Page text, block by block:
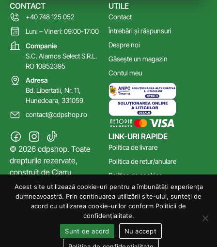
LINK-URI RAPIDE
Politica de livrare
Politica de retur/anulare
Politica de cookies
Poltica de confidențialitate
Termeni și Condiții
UTILE
Contact
Întrebări și răspunsuri
Despre noi
Găsește un magazin
Contul meu
CONTACT
+40 748 125 052
Luni – Vineri: 09:00-17:00
Companie
S.C. Alamos Select S.R.L.
RO 10852395
Adresa
Bd. Libertatii, Nr. 11,
Hunedoara, 331059
contact@cdpshop.ro
© 2026 cdpshop. Toate
drepturile rezervate,
construit deClarru
Acest site utilizează cookie-uri pentru a îmbunătăți experiența
dumneavoastră. Prin continuarea utilizării site-ului, sunteți de
acord cu utilizarea cookie-urilor conform Politicii de
confidențialitate.
Sunt de acord
Nu accept